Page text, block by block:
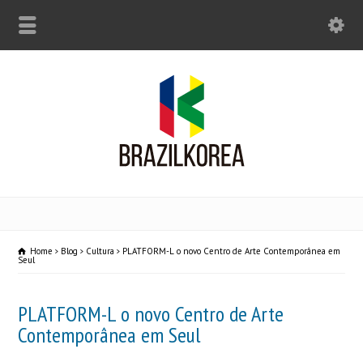
Home Blog Cultura PLATFORM-L o novo Centro de Arte Contemporânea em
Seul
PLATFORM-L o novo Centro de Arte
Contemporânea em Seul